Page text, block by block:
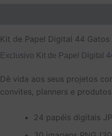
Kit de Papel Digital 44 Gatos
Exclusivo Kit de Papel Digital
Dê vida aos seus projetos
convites, planners e
24 papéis digitais